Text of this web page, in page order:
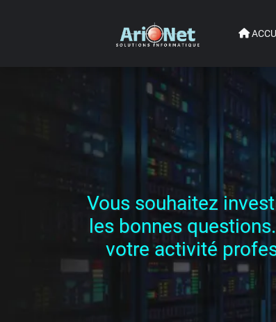
Vous souhaitez
les bonnes
votre activité